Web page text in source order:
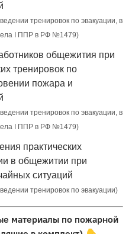
тренировок по эвакуации, в
I ППР в РФ №1479)
общежития при
тренировок по
пожара и
тренировок по эвакуации, в
I ППР в РФ №1479)
практических
в общежитии при
ситуаций
тренировок по эвакуации)
материалы по пожарной